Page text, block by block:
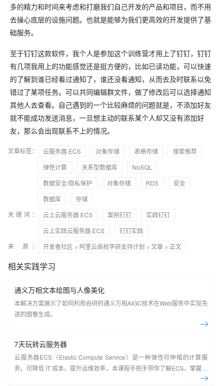
多的精力和时间来考虑和打磨我们自己开发的产品和项目，而不用
去操心底层的设施问题。也就是能够为我们更高效的开发提供了基
础服务。
至于钉钉这款软件，我个人是参加这个训练营才用上了钉钉，钉钉
有几项我用上的功能感觉还是挺方便的，比如已读功能，可以快速
的了解到谁已经看过通知了，谁还没看通知，从而去及时联系以免
错过了某项任务。可以共同编辑群文件，做了修改后可以选择通知
其他人去查看。自己遇到的一个比较麻烦的问题就是，不添加好友
就不能成功发送消息，一旦想主动的联系某个人却又没有添加好
友，那么会出现联系不上的情况。
文章标签： 云服务器 ECS 对象存储 表格存储
搜索推荐
弹性计算
关系型数据库
NoSQL
数据安全/隐私保护
对象存储 RDS
安全
数据库
存储
关键词：
云上云服务器 ECS 案例钉钉
实践钉钉
云上实践云服务器 ECS
钉钉实践
来 源：
开发者社区 > 阿里云高校学研支持计划 > 文章 > 正文
相关实践学习
通义万相文本绘图与人像美化
本解决方案展示了如何利用自研的通义万相AIGC技术在Web服务中实现先
进的图像生成。
7天玩转云服务器
云服务器ECS（Elastic Compute Service）是一种弹性可伸缩的计算服
务，可降低 IT 成本，提升运维效率。本课程手把手带你了解ECS、掌握基
本操作、动手实操快照管理、镜像管理等。了解产品详